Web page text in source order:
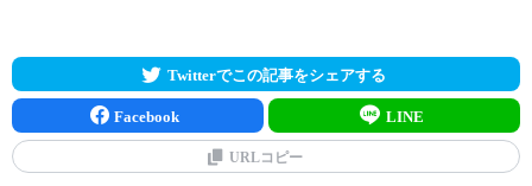
Twitterでこの記事をシェアする
Facebook LINE
URLコピー